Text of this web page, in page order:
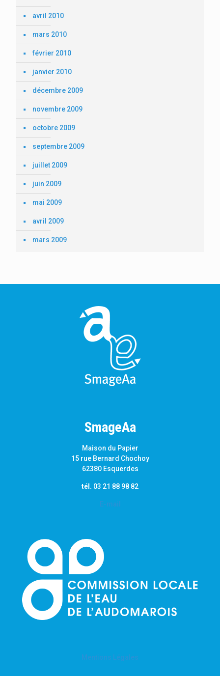
avril 2010
mars 2010
février 2010
janvier 2010
décembre 2009
novembre 2009
octobre 2009
septembre 2009
juillet 2009
juin 2009
mai 2009
avril 2009
mars 2009
SmageAa
Maison du Papier
15 rue Bernard Chochoy
62380 Esquerdes
tél. 03 21 88 98 82
E-mail
Mentions Légales